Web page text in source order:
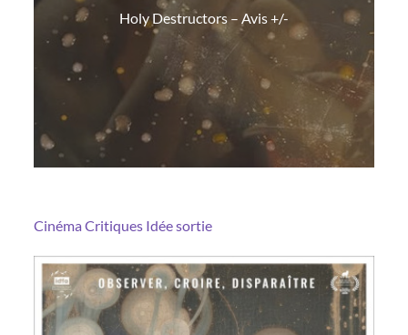
Holy Destructors – Avis +/-
Cinéma Critiques Idée sortie